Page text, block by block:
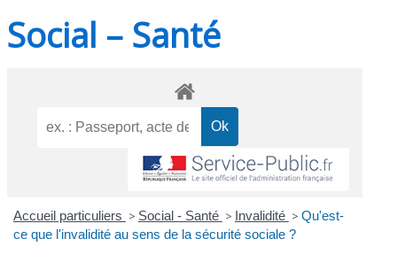
Social – Santé
Accueil particuliers > Social - Santé > Invalidité > Qu'est-
ce que l'invalidité au sens de la sécurité sociale ?